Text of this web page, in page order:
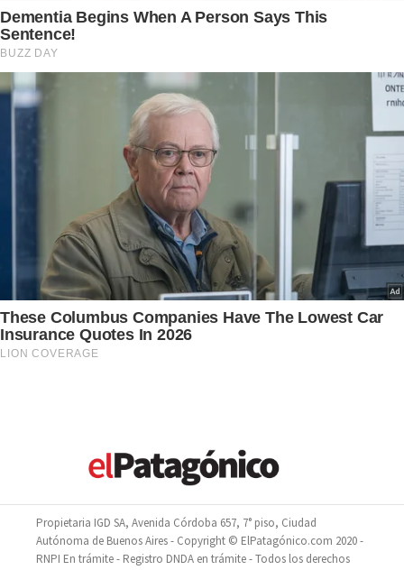
Propietaria IGD SA, Avenida Córdoba 657, 7° piso, Ciudad
Autónoma de Buenos Aires - Copyright © ElPatagónico.com 2020 -
RNPI En trámite - Registro DNDA en trámite - Todos los derechos